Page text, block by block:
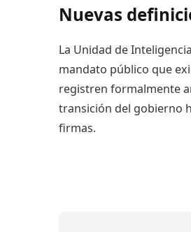
Nuevas
La Unidad de
mandato público que
registren formalmente
transición del gobierno
firmas.